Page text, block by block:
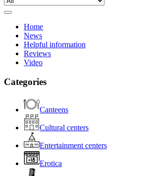
Home
News
Helpful information
Reviews
Video
Categories
Canteens
Cultural centers
Entertainment centers
Erotica